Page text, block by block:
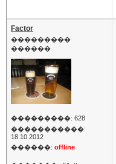
Factor
���������
������
���������: 628
�����������:
18.10.2012
������: offline